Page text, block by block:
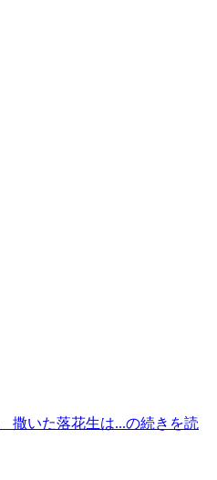
撒いた落花生は...の続きを読